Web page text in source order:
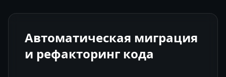
Автоматическая миграция
и рефакторинг кода